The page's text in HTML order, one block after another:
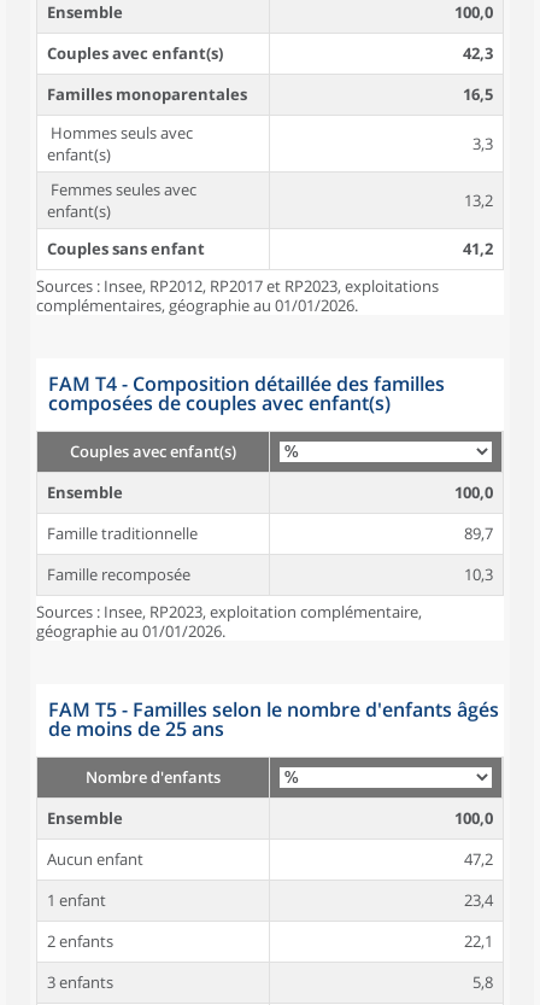
Ensemble
100,0
Couples avec enfant(s)
42,3
Familles monoparentales
16,5
Hommes seuls avec
enfant(s)
3,3
Femmes seules avec
enfant(s)
13,2
Couples sans enfant
41,2
Sources : Insee, RP2012, RP2017 et RP2023, exploitations
complémentaires, géographie au 01/01/2026.
FAM T4 - Composition détaillée des familles
composées de couples avec enfant(s)
Couples avec enfant(s)
Ensemble
100,0
Famille traditionnelle
89,7
Famille recomposée
10,3
Sources : Insee, RP2023, exploitation complémentaire,
géographie au 01/01/2026.
FAM T5 - Familles selon le nombre d'enfants âgés
de moins de 25 ans
Nombre d'enfants
Ensemble
100,0
Aucun enfant
47,2
1 enfant
23,4
2 enfants
22,1
3 enfants
5,8